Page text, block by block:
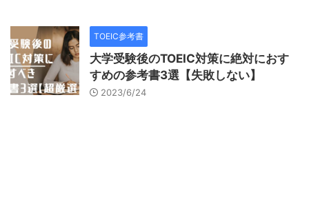
TOEIC参考書
大学受験後のTOEIC対策に絶対におす
すめの参考書3選【失敗しない】
2023/6/24